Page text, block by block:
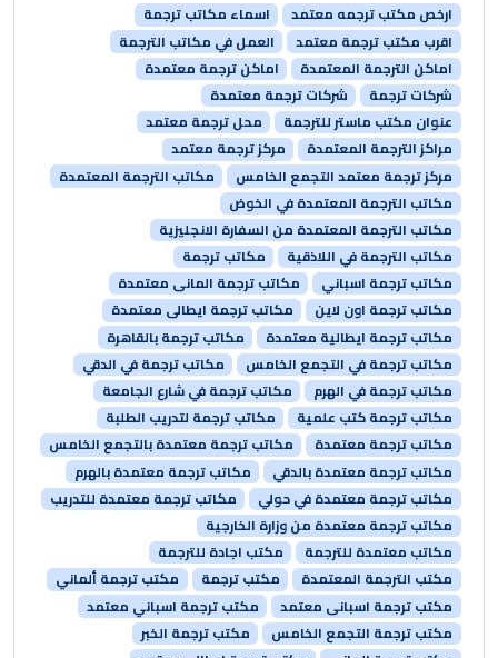
ارخص مكتب ترجمه معتمد
اسماء مكاتب ترجمة
اقرب مكتب ترجمة معتمد
العمل في مكاتب الترجمة
اماكن الترجمة المعتمدة
اماكن ترجمة معتمدة
شركات ترجمة
شركات ترجمة معتمدة
عنوان مكتب ماستر للترجمة
محل ترجمة معتمد
مراكز الترجمة المعتمدة
مركز ترجمة معتمد
مركز ترجمة معتمد التجمع الخامس
مكاتب الترجمة المعتمدة
مكاتب الترجمة المعتمدة في الخوض
مكاتب الترجمة المعتمدة من السفارة الانجليزية
مكاتب الترجمة في اللاذقية
مكاتب ترجمة
مكاتب ترجمة اسباني
مكاتب ترجمة المانى معتمدة
مكاتب ترجمة اون لاين
مكاتب ترجمة ايطالى معتمدة
مكاتب ترجمة ايطالية معتمدة
مكاتب ترجمة بالقاهرة
مكاتب ترجمة في التجمع الخامس
مكاتب ترجمة في الدقي
مكاتب ترجمة في الهرم
مكاتب ترجمة في شارع الجامعة
مكاتب ترجمة كتب علمية
مكاتب ترجمة لتدريب الطلبة
مكاتب ترجمة معتمدة
مكاتب ترجمة معتمدة بالتجمع الخامس
مكاتب ترجمة معتمدة بالدقي
مكاتب ترجمة معتمدة بالهرم
مكاتب ترجمة معتمدة في حولي
مكاتب ترجمة معتمدة للتدريب
مكاتب ترجمة معتمدة من وزارة الخارجية
مكاتب معتمدة للترجمة
مكتب اجادة للترجمة
مكتب الترجمة المعتمدة
مكتب ترجمة
مكتب ترجمة ألماني
مكتب ترجمة اسبانى معتمد
مكتب ترجمة اسباني معتمد
مكتب ترجمة التجمع الخامس
مكتب ترجمة الخبر